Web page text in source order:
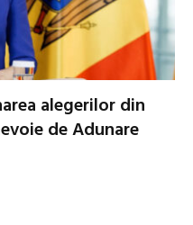
alegerilor din
de Adunare